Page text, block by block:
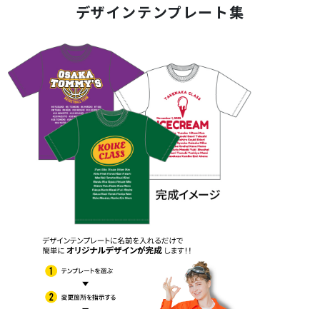
デザインテンプレート集